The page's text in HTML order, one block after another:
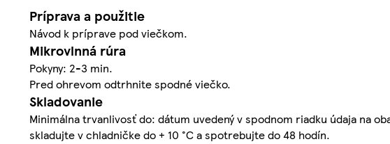
Príprava a použitie
Návod k príprave pod viečkom.
Mikrovlnná rúra
Pokyny: 2-3 min.
Pred ohrevom odtrhnite spodné viečko.
Skladovanie
Minimálna trvanlivosť do: dátum uvedený v spodnom riadku údaja na
skladujte v chladničke do + 10 °C a spotrebujte do 48 hodín.